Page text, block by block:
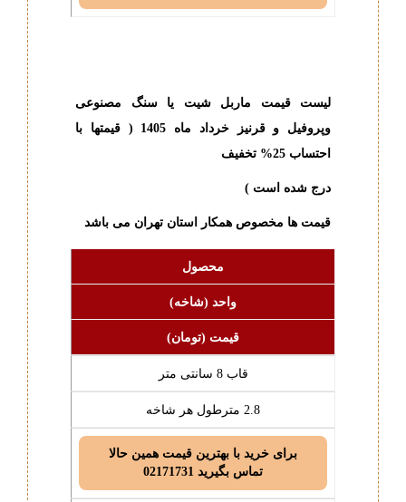
لیست قیمت ماربل شیت یا سنگ مصنوعی
وپروفیل و قرنیز خرداد ماه 1405
( قیمتها با
احتساب 25% تخفیف
درج شده است )
قیمت ها مخصوص همکار استان تهران می باشد
محصول
واحد (شاخه)
قیمت (تومان)
قاب 8 سانتی متر
2.8 مترطول هر شاخه
برای خرید با بهترین قیمت همین حالا
تماس بگیرید 02171731